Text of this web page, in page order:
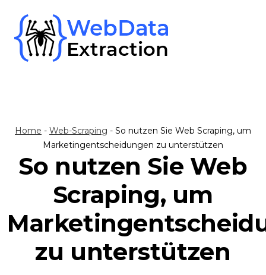
content
Home - Web-Scraping - So nutzen Sie Web Scraping, um
Marketingentscheidungen zu unterstützen
So nutzen Sie Web
Scraping, um
zu unterstützen